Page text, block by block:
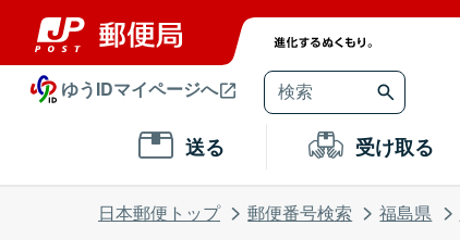
ゆうIDマイページへ
送る 受け取る
日本郵便トップ 郵便番号検索 福島県